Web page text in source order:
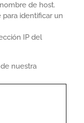
de host.
identificar un
IP del
nuestra